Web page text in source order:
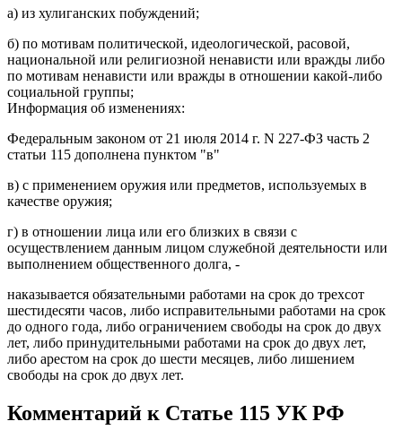
а) из хулиганских побуждений;
б) по мотивам политической, идеологической, расовой,
национальной или религиозной ненависти или вражды либо
по мотивам ненависти или вражды в отношении какой-либо
социальной группы;
Информация об изменениях:
Федеральным законом от 21 июля 2014 г. N 227-ФЗ часть 2
статьи 115 дополнена пунктом "в"
в) с применением оружия или предметов, используемых в
качестве оружия;
г) в отношении лица или его близких в связи с
осуществлением данным лицом служебной деятельности или
выполнением общественного долга, -
наказывается обязательными работами на срок до трехсот
шестидесяти часов, либо исправительными работами на срок
до одного года, либо ограничением свободы на срок до двух
лет, либо принудительными работами на срок до двух лет,
либо арестом на срок до шести месяцев, либо лишением
свободы на срок до двух лет.
Комментарий к Статье 115 УК РФ